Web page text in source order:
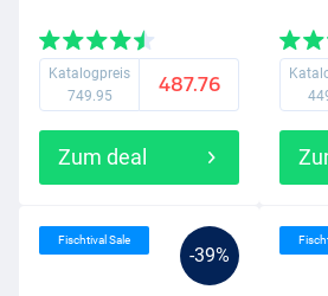
Katalogpreis
749.95
487.76
Zum deal
-39%
Fischtival Sale